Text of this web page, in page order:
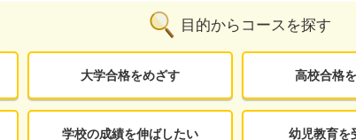
目的からコースを探す
大学合格をめざす 高校合格
学校の成績を伸ばしたい 幼児教育を